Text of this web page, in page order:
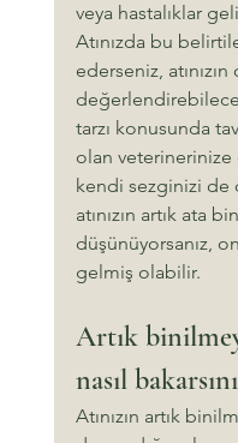
veya hastalıklar
Atınızda bu
ederseniz,
tarzı konusunda
olan veterinerinize
kendi sezginizi de
atınızın artık ata
düşünüyorsanız,
gelmiş olabilir.
Artık
nasıl
Atınızın artık